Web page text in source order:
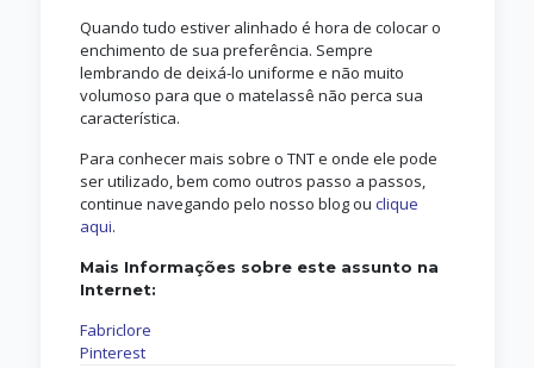
Quando tudo estiver alinhado é hora de colocar o
enchimento de sua preferência. Sempre
lembrando de deixá-lo uniforme e não muito
volumoso para que o matelassê não perca sua
característica.
Para conhecer mais sobre o TNT e onde ele pode
ser utilizado, bem como outros passo a passos,
continue navegando pelo nosso blog ou clique
aqui.
Mais Informações sobre este assunto na
Internet:
Fabriclore
Pinterest